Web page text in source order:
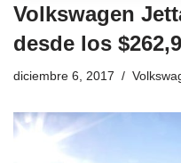
Volkswagen
desde los
diciembre 6, 2017